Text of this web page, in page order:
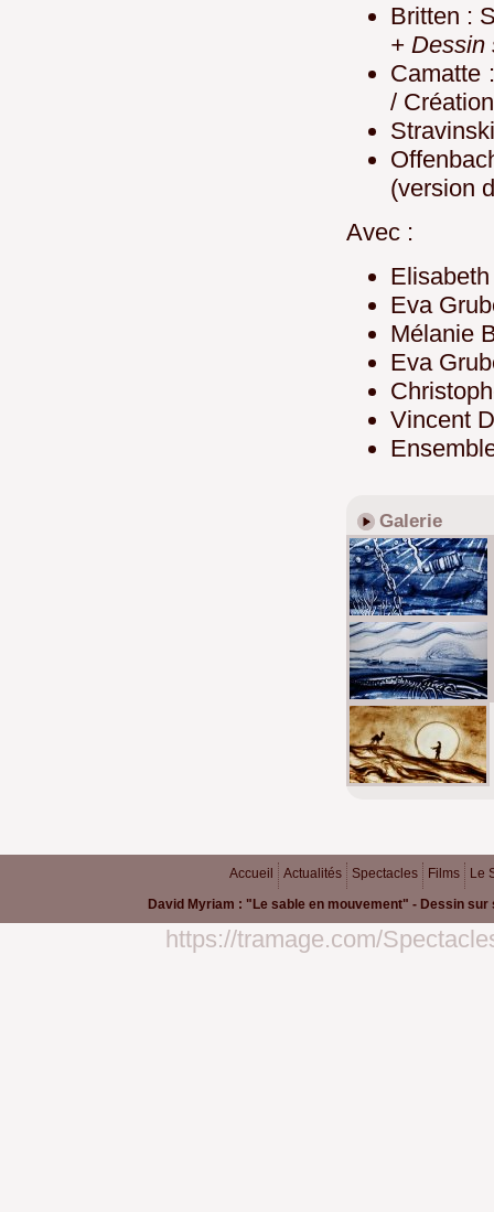
Britten :
+ Dessin
Camatte
/
(version
Avec :
Eva
Mélanie
Eva
Vincent
Galerie
Accueil Actualités Spectacles Films
Le
David Myriam : "Le sable en mouvement" - Dessin sur
https://tramage.com/